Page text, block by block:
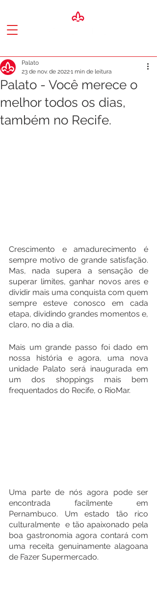
Palato - Você merece o
melhor todos os dias,
também no Recife.
Palato
23 de nov. de 20221 min de leitura
Crescimento e amadurecimento é
sempre motivo de grande satisfação.
Mas, nada supera a sensação de
superar limites, ganhar novos ares e
dividir mais uma conquista com quem
sempre esteve conosco em cada
etapa, dividindo grandes momentos e,
claro, no dia a dia.
Mais um grande passo foi dado em
nossa história e agora, uma nova
unidade Palato será inaugurada em
um dos shoppings mais bem
frequentados do Recife, o RioMar.
Uma parte de nós agora pode ser
encontrada facilmente em
Pernambuco. Um estado tão rico
culturalmente  e tão apaixonado pela
boa gastronomia agora contará com
uma receita genuinamente alagoana
de Fazer Supermercado.